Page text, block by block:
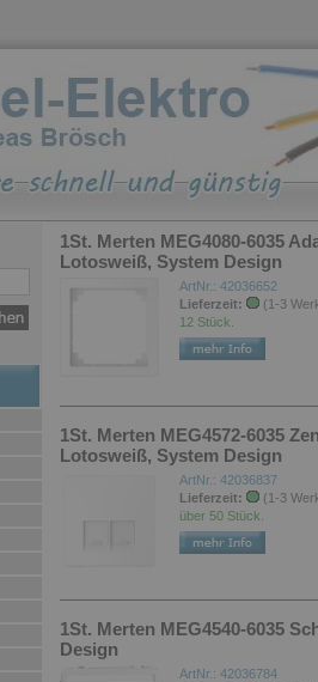
1St. Merten MEG4080-6035
Lotosweiß, System Design
ArtNr.: 42036652
Lieferzeit:
(1-3
12 Stück.
1St. Merten MEG4572-6035
Lotosweiß, System Design
ArtNr.: 42036837
Lieferzeit:
(1-3
über 50 Stück.
1St. Merten MEG4540-6035
Design
ArtNr.: 42036784